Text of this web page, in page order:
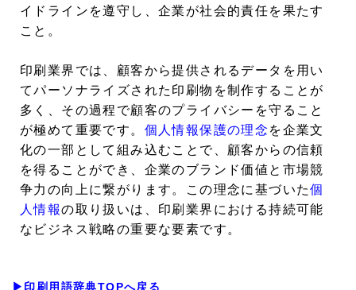
イドラインを遵守し、企業が社会的責任を果たす
こと。
印刷業界では、顧客から提供されるデータを用い
てパーソナライズされた印刷物を制作することが
多く、その過程で顧客のプライバシーを守ること
が極めて重要です。 個人情報保護の理念 を企業文
化の一部として組み込むことで、顧客からの信頼
を得ることができ、企業のブランド価値と市場競
争力の向上に繋がります。この理念に基づいた個
人情報の取り扱いは、印刷業界における持続可能
なビジネス戦略の重要な要素です。
▶印刷用語辞典TOPへ戻る